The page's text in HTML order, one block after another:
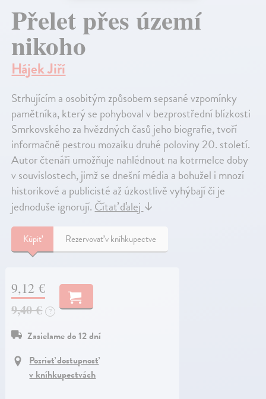
Přelet přes území
nikoho
Hájek Jiří
Strhujícím a osobitým způsobem sepsané vzpomínky
pamětníka, který se pohyboval v bezprostřední blízkosti
Smrkovského za hvězdných časů jeho biografie, tvoří
informačně pestrou mozaiku druhé poloviny 20. století.
Autor čtenáři umožňuje nahlédnout na kotrmelce doby
v souvislostech, jimž se dnešní média a bohužel i mnozí
historikové a publicisté až úzkostlivě vyhýbají či je
jednoduše ignorují.Čítať ďalej↓
Kúpiť Rezervovať v kníhkupectve
9,12 €
9,40 € ?
Zasielame do 12 dní
Pozrieť dostupnosť
v kníhkupectvách